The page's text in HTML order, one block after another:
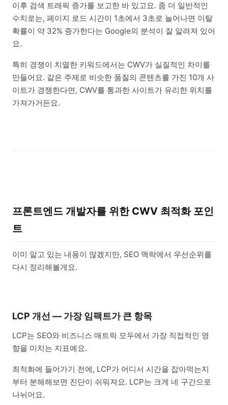
이후 검색 트래픽 증가를 보고한 바 있고요. 좀 더 일반적인
수치로는, 페이지 로드 시간이 1초에서 3초로 늘어나면 이탈
확률이 약 32% 증가한다는 Google의 분석이 잘 알려져 있어
요.
특히 경쟁이 치열한 키워드에서는 CWV가 실질적인 차이를
만들어요. 같은 주제로 비슷한 품질의 콘텐츠를 가진 10개 사
이트가 경쟁한다면, CWV를 통과한 사이트가 유리한 위치를
가져가거든요.
프론트엔드 개발자를 위한 CWV 최적화 포인
트
이미 알고 있는 내용이 많겠지만, SEO 맥락에서 우선순위를
다시 정리해볼게요.
LCP 개선 — 가장 임팩트가 큰 항목
LCP는 SEO와 비즈니스 매트릭 모두에서 가장 직접적인 영
향을 미치는 지표예요.
최적화에 들어가기 전에, LCP가 어디서 시간을 잡아먹는지
부터 분해해보면 진단이 쉬워져요. LCP는 크게 네 구간으로
나뉘어요.